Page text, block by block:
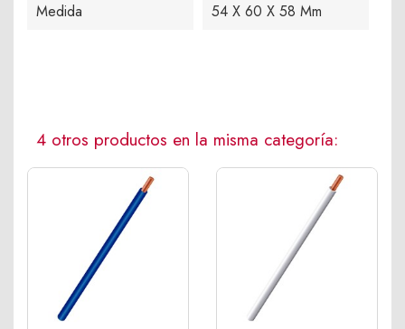
Medida 54 X 60 X 58 Mm
4 otros productos en la misma categoría: